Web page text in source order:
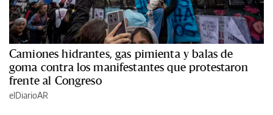
Camiones hidrantes, gas pimienta y balas de
goma contra los manifestantes que protestaron
frente al Congreso
elDiarioAR